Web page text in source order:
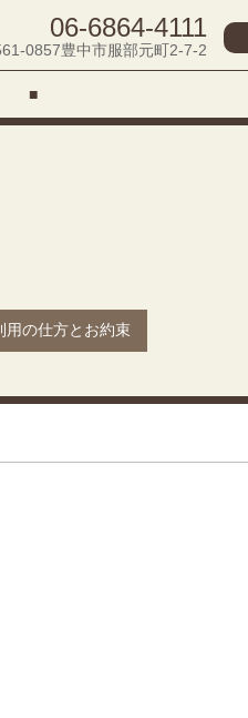
06-6864-4111
0857豊中市服部元町2-7-2
■
用の仕方とお約束